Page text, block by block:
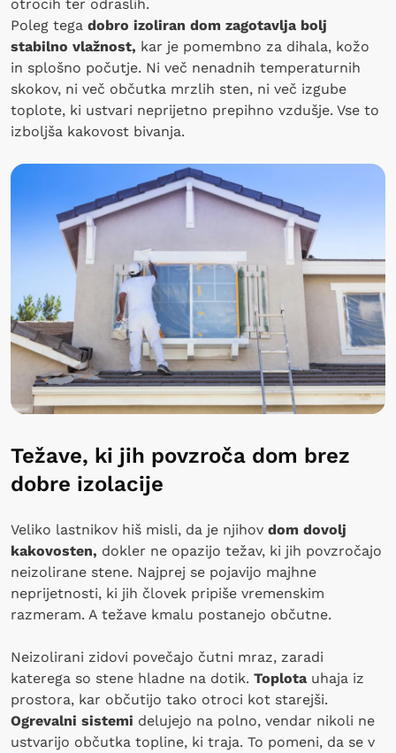
otrocih ter odraslih.
Poleg tega dobro izoliran dom zagotavlja bolj
stabilno vlažnost, kar je pomembno za dihala, kožo
in splošno počutje. Ni več nenadnih temperaturnih
skokov, ni več občutka mrzlih sten, ni več izgube
toplote, ki ustvari neprijetno prepihno vzdušje. Vse to
izboljša kakovost bivanja.
Težave, ki jih povzroča dom brez
dobre izolacije
Veliko lastnikov hiš misli, da je njihov dom dovolj
kakovosten, dokler ne opazijo težav, ki jih povzročajo
neizolirane stene. Najprej se pojavijo majhne
neprijetnosti, ki jih človek pripiše vremenskim
razmeram. A težave kmalu postanejo občutne.
Neizolirani zidovi povečajo čutni mraz, zaradi
katerega so stene hladne na dotik. Toplota uhaja iz
prostora, kar občutijo tako otroci kot starejši.
Ogrevalni sistemi delujejo na polno, vendar nikoli ne
ustvarijo občutka topline, ki traja. To pomeni, da se v